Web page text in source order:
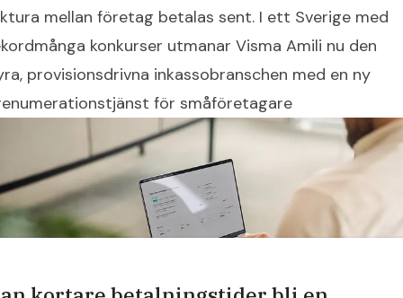
mellan företag betalas sent. I ett Sverige med
konkurser utmanar Visma Amili nu den
provisionsdrivna inkassobranschen med en ny
för småföretagare